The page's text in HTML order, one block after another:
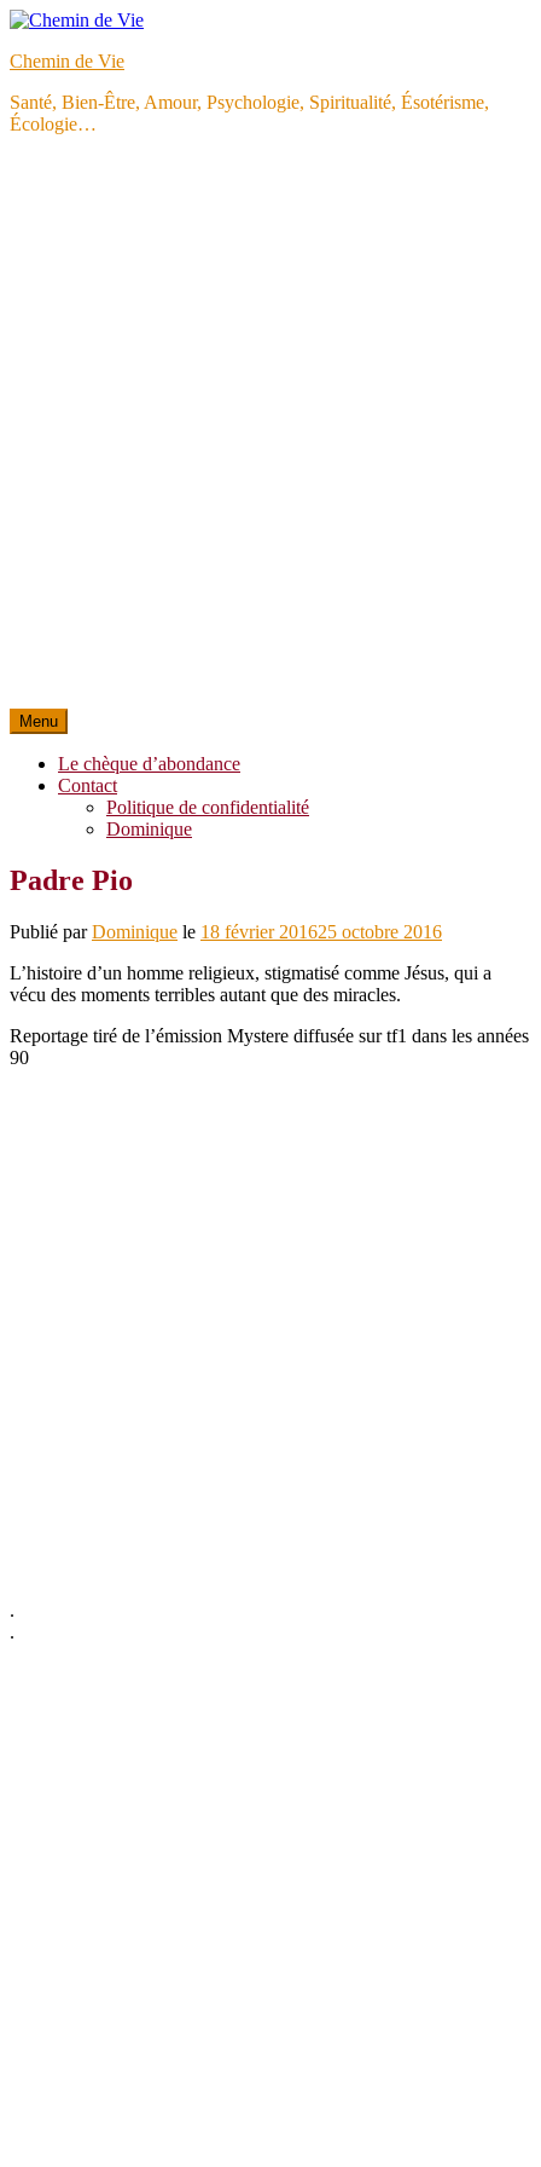
Aller
contenu
Chemin de Vie
Santé, Bien-Être, Amour, Psychologie, Spiritualité, Ésotérisme,
Écologie…
Menu
Le chèque d’abondance
Contact
Politique de confidentialité
Dominique
Padre Pio
Publié parDominique le 18 février 201625 octobre 2016
L’histoire d’un homme religieux, stigmatisé comme Jésus, qui a
vécu des moments terribles autant que des miracles.
Reportage tiré de l’émission Mystere diffusée sur tf1 dans les années
90
.
.